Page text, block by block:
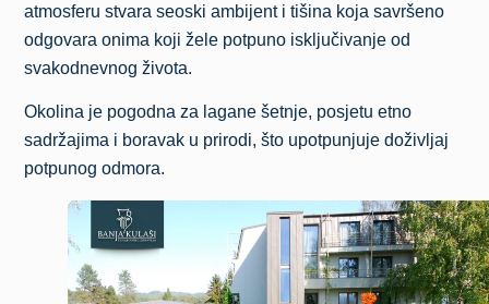
atmosferu stvara seoski ambijent i tišina koja savršeno
odgovara onima koji žele potpuno isključivanje od
svakodnevnog života.
Okolina je pogodna za lagane šetnje, posjetu etno
sadržajima i boravak u prirodi, što upotpunjuje doživljaj
potpunog odmora.